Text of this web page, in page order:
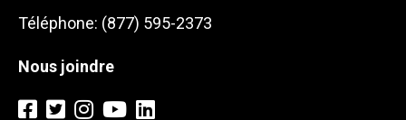
Téléphone: (877) 595-2373
Nous joindre